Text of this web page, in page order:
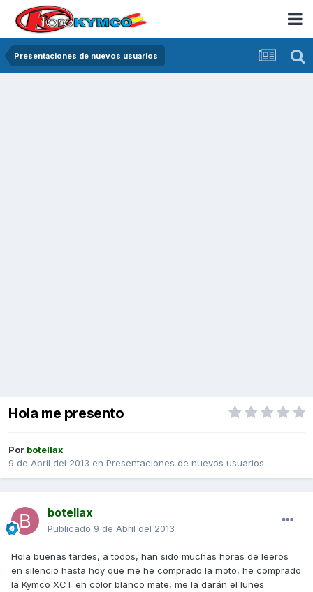
Presentaciones de nuevos usuarios
Hola me presento
Por botellax
9 de Abril del 2013 en Presentaciones de nuevos usuarios
botellax
Publicado 9 de Abril del 2013
Hola buenas tardes, a todos, han sido muchas horas de leeros
en silencio hasta hoy que me he comprado la moto, he comprado
la Kymco XCT en color blanco mate, me la darán el lunes